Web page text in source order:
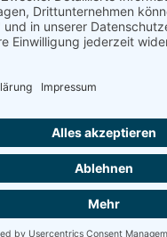
stade.de